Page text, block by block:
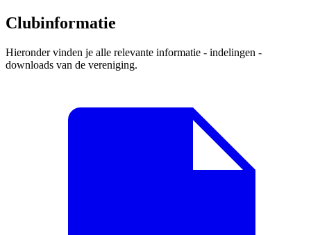
Clubinformatie
Hieronder vinden je alle relevante informatie - indelingen -
downloads van de vereniging.